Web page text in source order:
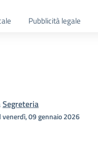
Pubblicità legale
Segreteria
venerdì, 09 gennaio 2026